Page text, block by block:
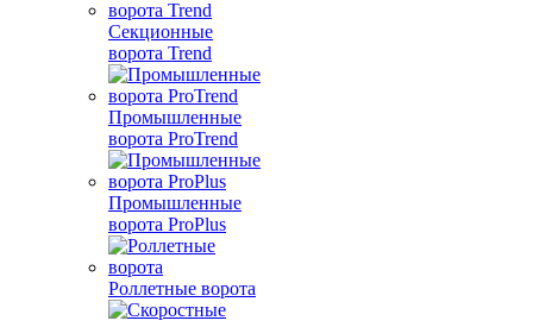
Секционные
ворота Trend
Промышленные
ворота ProTrend
Промышленные
ворота ProPlus
Роллетные ворота